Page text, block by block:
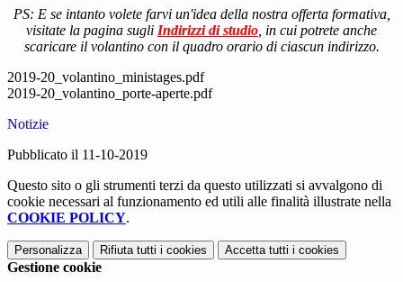
PS: E se intanto volete farvi un'idea della nostra offerta formativa,
visitate la pagina sugli Indirizzi di studio , in cui potrete anche
scaricare il volantino con il quadro orario di ciascun indirizzo.
2019-20_volantino_ministages.pdf
2019-20_volantino_porte-aperte.pdf
Notizie
Pubblicato il 11-10-2019
Questo sito o gli strumenti terzi da questo utilizzati si avvalgono di
cookie necessari al funzionamento ed utili alle finalità illustrate nella
COOKIE POLICY.
Personalizza Rifiuta tutti i cookies Accetta tutti i cookies
Gestione cookie